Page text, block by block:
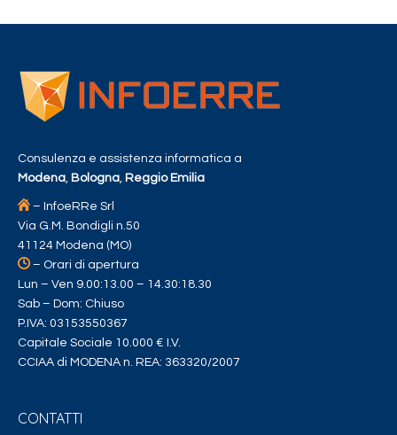
Consulenza e assistenza informatica a
Modena, Bologna, Reggio Emilia
– InfoeRRe Srl
Via G.M. Bondigli n.50
41124 Modena (MO)
– Orari di apertura
Lun – Ven 9.00:13.00 – 14.30:18.30
Sab – Dom: Chiuso
P.IVA: 03153550367
Capitale Sociale 10.000 € I.V.
CCIAA di MODENA n. REA: 363320/2007
CONTATTI